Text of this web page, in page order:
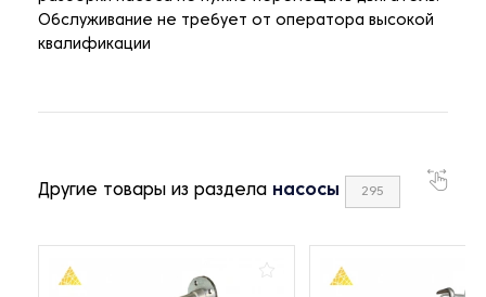
Обслуживание не требует от оператора высокой
квалификации
Другие товары из раздела насосы 295